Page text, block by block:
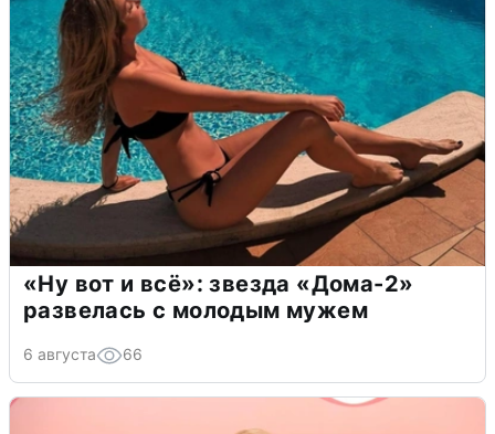
«Ну вот и всё»: звезда «Дома-2»
развелась с молодым мужем
6 августа 66